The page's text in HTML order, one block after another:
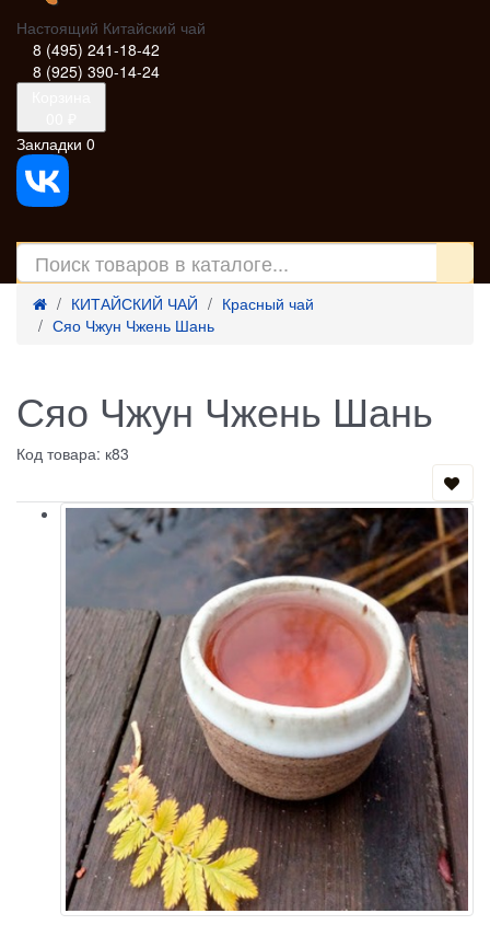
Настоящий Китайский чай
8 (495) 241-18-42
8 (925) 390-14-24
Закладки 0
КИТАЙСКИЙ ЧАЙ
Красный чай
Сяо Чжун Чжень Шань
Сяо Чжун Чжень Шань
Код товара: к83